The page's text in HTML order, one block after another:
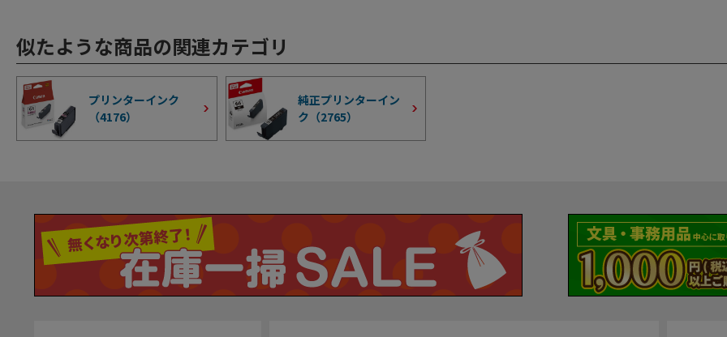
似たような商品の関連カテゴリ
プリンターインク
（4176）
純正プリンターイン
ク（2765）